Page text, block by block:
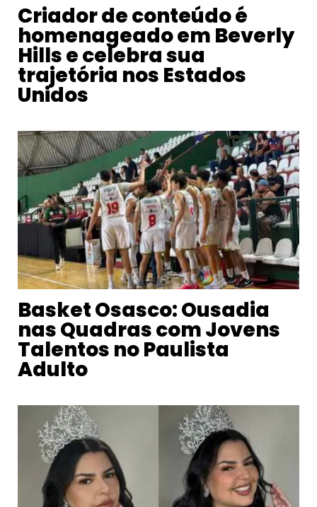
Criador de conteúdo é
homenageado em Beverly
Hills e celebra sua
trajetória nos Estados
Unidos
Basket Osasco: Ousadia
nas Quadras com Jovens
Talentos no Paulista
Adulto